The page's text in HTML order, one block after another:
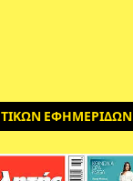
ΕΦΗΜΕΡΙΔΩΝ